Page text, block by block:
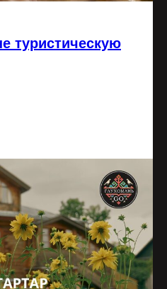
туристическую